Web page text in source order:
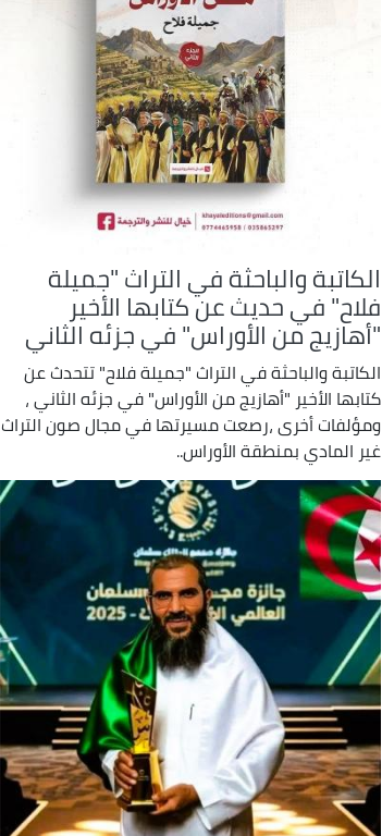
الكاتبة والباحثة في التراث "جميلة
فلاح" في حديث عن كتابها الأخير
"أهازيج من الأوراس" في جزئه الثاني
الكاتبة والباحثة في التراث "جميلة فلاح" تتحدث عن
كتابها الأخير "أهازيج من الأوراس" في جزئه الثاني ،
ومؤلفات أخرى ،رصعت مسيرتها في مجال صون التراث
غير المادي بمنطقة الأوراس..